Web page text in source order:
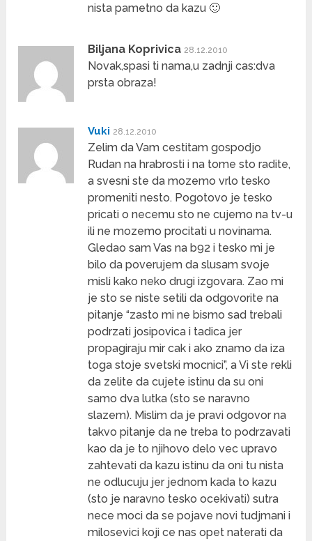
nista pametno da kazu 🙂
Biljana Koprivica 28.12.2010
Novak,spasi ti nama,u zadnji cas:dva
prsta obraza!
Vuki 28.12.2010
Zelim da Vam cestitam gospodjo
Rudan na hrabrosti i na tome sto radite,
a svesni ste da mozemo vrlo tesko
promeniti nesto. Pogotovo je tesko
pricati o necemu sto ne cujemo na tv-u
ili ne mozemo procitati u novinama.
Gledao sam Vas na b92 i tesko mi je
bilo da poverujem da slusam svoje
misli kako neko drugi izgovara. Zao mi
je sto se niste setili da odgovorite na
pitanje “zasto mi ne bismo sad trebali
podrzati josipovica i tadica jer
propagiraju mir cak i ako znamo da iza
toga stoje svetski mocnici”, a Vi ste rekli
da zelite da cujete istinu da su oni
samo dva lutka (sto se naravno
slazem). Mislim da je pravi odgovor na
takvo pitanje da ne treba to podrzavati
kao da je to njihovo delo vec upravo
zahtevati da kazu istinu da oni tu nista
ne odlucuju jer jednom kada to kazu
(sto je naravno tesko ocekivati) sutra
nece moci da se pojave novi tudjmani i
milosevici koji ce nas opet naterati da